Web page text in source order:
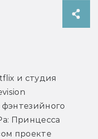
и студия
Принцесса
проекте